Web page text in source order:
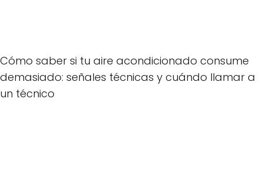
Cómo saber si tu aire acondicionado consume
demasiado: señales técnicas y cuándo llamar a
un técnico